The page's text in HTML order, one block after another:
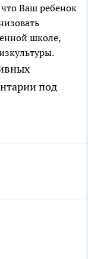
Ваш ребенок
школе,
под